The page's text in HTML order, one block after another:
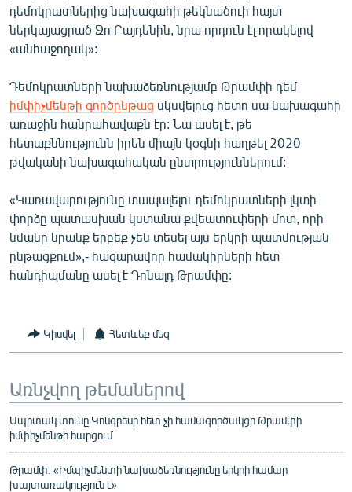
ՁԳՏԵԼՈՎ ԼԱՎԱԳՈՒՅՆԻՆ
ՓՈԴՔԱՍԹ
Հայերեն
English
Русский
«Ազատության» բոլոր կայքերը
դեմոկրատներից նախագահի թեկնածուի հայտ
ներկայացրած Ջո Բայդենին, նրա որդուն էլ որակելով
«անհաջողակ»:
Դեմոկրատների նախաձեռնությամբ Թրամփի դեմ
իմփիչմենթի գործընթաց սկսվելուց հետո սա նախագահի
առաջին հանրահավաքն էր: Նա ասել է, թե
հետաքննությունն իրեն միայն կօգնի հաղթել 2020
թվականի նախագահական ընտրություններում:
«Կառավարությունը տապալելու դեմոկրատների լկտի
փորձը պատասխան կստանա քվեատուփերի մոտ, որի
նմանը նրանք երբեք չեն տեսել այս երկրի պատմության
ընթացքում»,- հազարավոր համակիրների հետ
հանդիպմանը ասել է Դոնալդ Թրամփը:
Կիսվել Հետևեք մեզ
Առնչվող թեմաներով
Սպիտակ տունը Կոնգրեսի հետ չի համագործակցի Թրամփի
իմփիչմենթի հարցում
Թրամփ. «Իմպիչմենտի նախաձեռնությունը երկրի համար
խայտառակություն է»